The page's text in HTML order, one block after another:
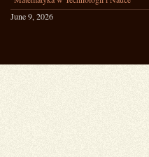
June 9, 2026